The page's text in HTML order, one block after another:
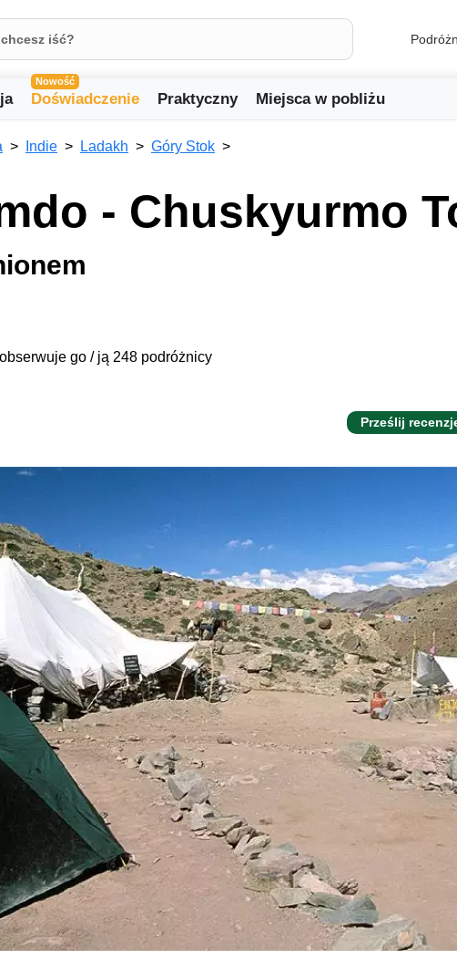
Nowość
Doświadczenie Praktyczny Miejsca w pobliżu
Indie Ladakh Góry Stok
- Chuskyurmo
go / ją 248 podróżnicy
Prześlij